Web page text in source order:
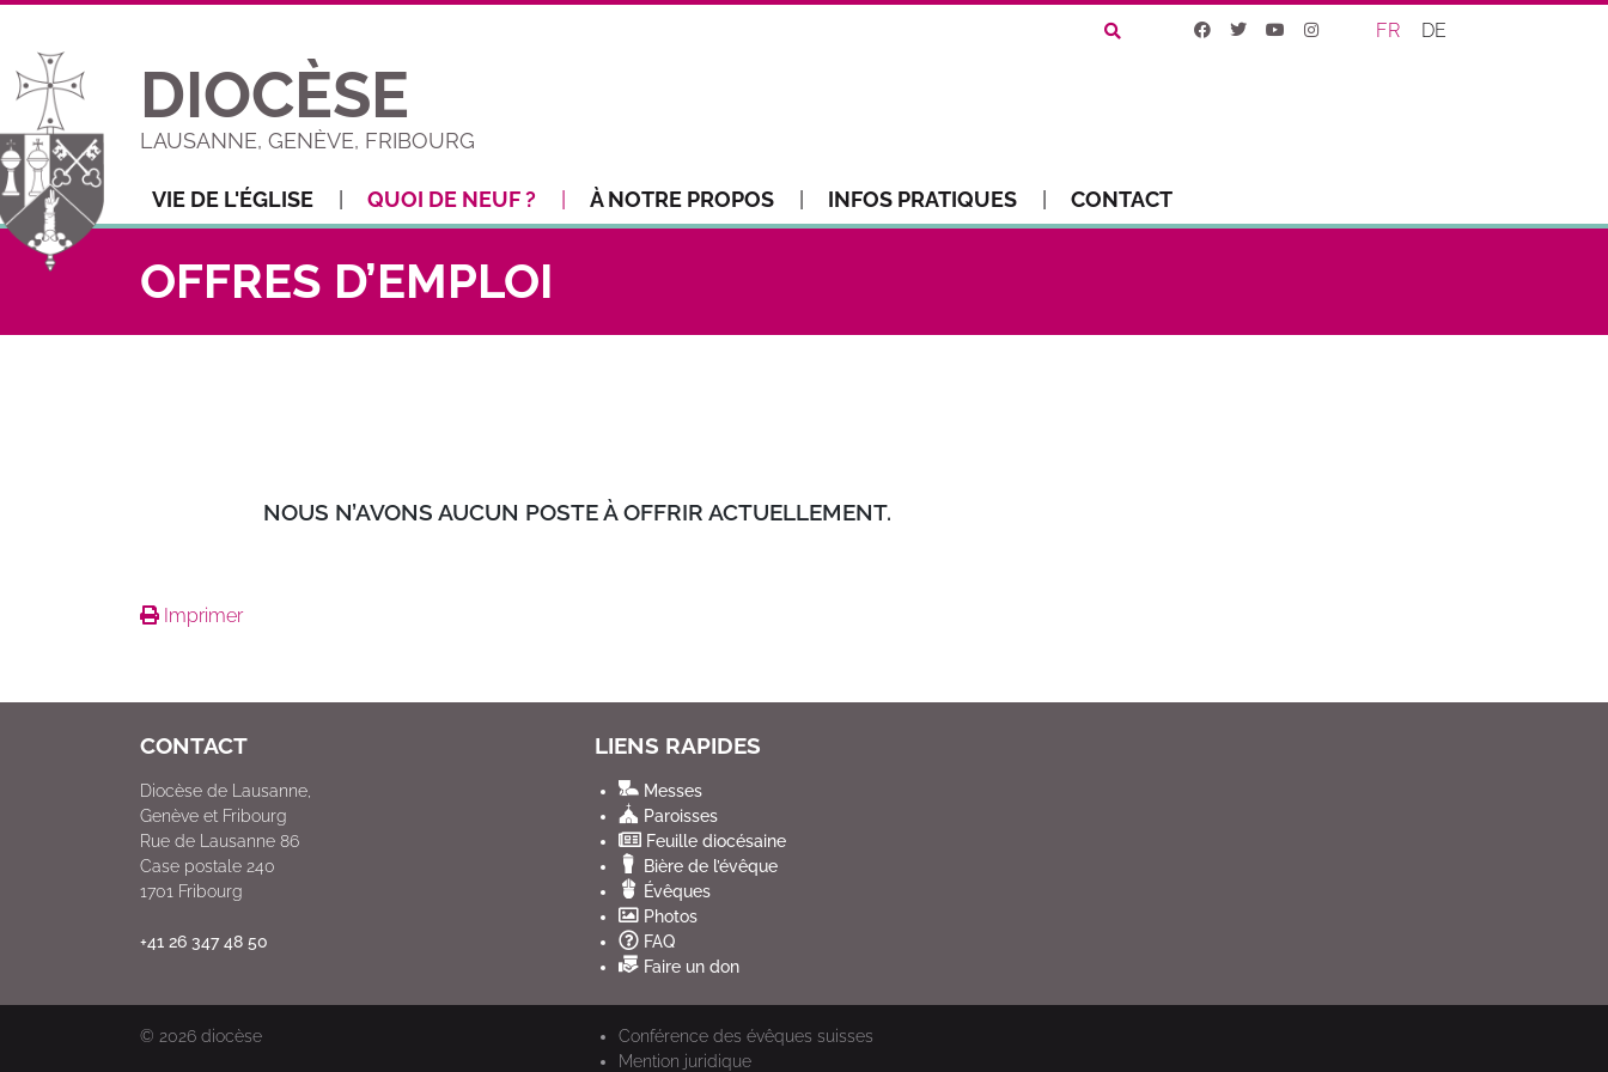
FR DE
DIOCÈSE
LAUSANNE, GENÈVE, FRIBOURG
VIE DE L'ÉGLISE QUOI DE NEUF ? À NOTRE PROPOS INFOS PRATIQUES CONTACT
OFFRES D’EMPLOI
NOUS N’AVONS AUCUN POSTE À OFFRIR ACTUELLEMENT.
Imprimer
CONTACT
Diocèse de Lausanne,
Genève et Fribourg
Rue de Lausanne 86
Case postale 240
1701 Fribourg
+41 26 347 48 50
LIENS RAPIDES
Messes
Paroisses
Feuille diocésaine
Bière de l’évêque
Évêques
Photos
FAQ
Faire un don
© 2026 diocèse
Conférence des évêques suisses
Mention juridique